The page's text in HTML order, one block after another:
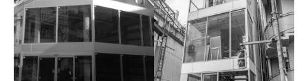
高田馬場 八王子